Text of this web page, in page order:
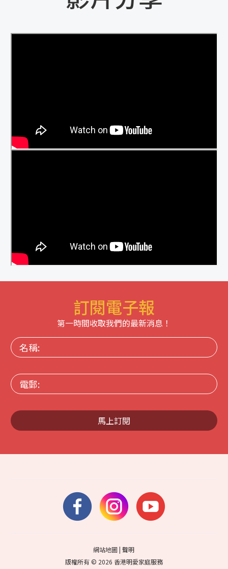
訂閱電子報
第一時間收取我們的最新消息！
名
稱:
電
郵:
馬上訂閱
網站地圖|聲明
版權所有 © 2026 香港明愛家庭服務